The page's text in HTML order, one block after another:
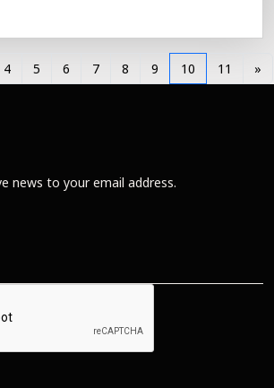
4 5 6 7 8 9 10 11 »
news to your email address.